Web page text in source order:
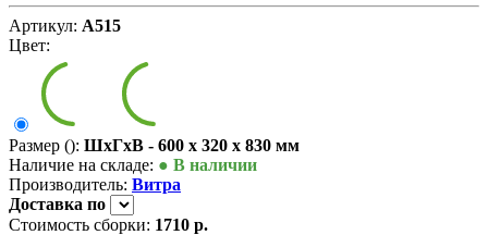
Артикул: А515
Цвет:
Размер (): ШxГxВ - 600 x 320 x 830 мм
Наличие на складе: ● В наличии
Производитель: Витра
Доставка по
Стоимость сборки: 1710 р.